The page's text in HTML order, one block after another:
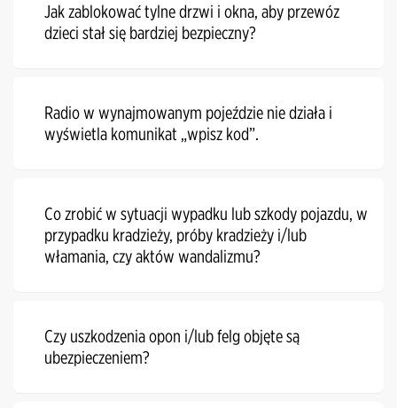
Jak zablokować tylne drzwi i okna, aby przewóz
dzieci stał się bardziej bezpieczny?
Radio w wynajmowanym pojeździe nie działa i
wyświetla komunikat „wpisz kod”.
Co zrobić w sytuacji wypadku lub szkody pojazdu, w
przypadku kradzieży, próby kradzieży i/lub
włamania, czy aktów wandalizmu?
Czy uszkodzenia opon i/lub felg objęte są
ubezpieczeniem?